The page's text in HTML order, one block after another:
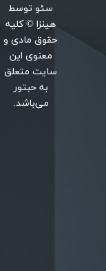
سئوتوسط
هینزا© کلیه
حقوق مادی و
معنوی این
سایت متعلق
به حبتور
می‌باشد.